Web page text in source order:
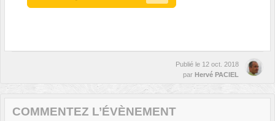
Publié le 12 oct. 2018
par Hervé PACIEL
COMMENTEZ L’ÉVÈNEMENT